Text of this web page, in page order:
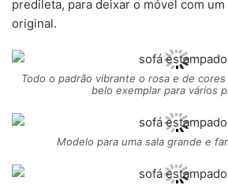
predileta, para deixar o móvel com
original.
Todo o padrão vibrante o rosa e de
belo exemplar para vários
Modelo para uma sala grande e